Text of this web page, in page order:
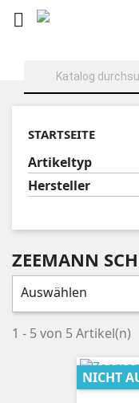

STARTSEITE
Artikeltyp
Hersteller
ZEEMANN
Auswählen
1 - 5 von 5 Artikel(n)
NICHT